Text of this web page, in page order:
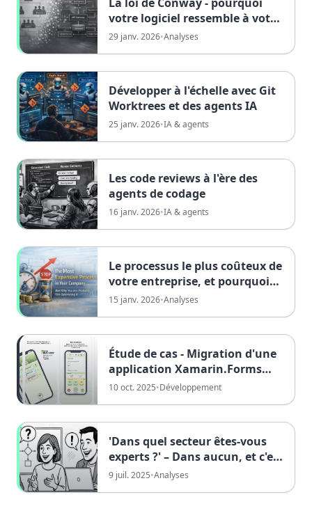
votre logiciel ressemble à votre
entreprise
29 janv. 2026•Analyses
Développer à l'échelle avec Git
Worktrees et des agents IA
25 janv. 2026•IA & agents
Les code reviews à l'ère des
agents de codage
16 janv. 2026•IA & agents
Le processus le plus coûteux de
votre entreprise, et pourquoi
vous ne l'optimisez
15 janv. 2026•Analyses
Étude de cas - Migration d'une
application Xamarin.Forms
vers .NET MAUI chez DATAflor
10 oct. 2025•Développement
'Dans quel secteur êtes-vous
experts ?' – Dans aucun, et c'est
précisément notre force !
9 juil. 2025•Analyses